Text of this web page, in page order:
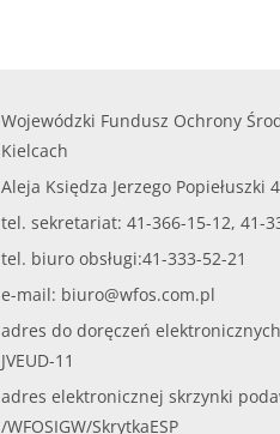
Wojewódzki Fundusz Ochrony
Kielcach
Aleja Księdza Jerzego Popiełuszki
tel. sekretariat: 41-366-15-12, 41-
tel. biuro obsługi:41-333-52-21
e-mail: biuro@wfos.com.pl
adres do doręczeń elektronicznych
JVEUD-11
adres elektronicznej skrzynki
/WFOSIGW/SkrytkaESP